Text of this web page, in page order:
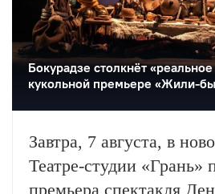
Бокурадзе столкнëт
кукольной премьере «Жили-
Завтра, 7 августа, в
Театре-студии «Грань»
премьера спектакля